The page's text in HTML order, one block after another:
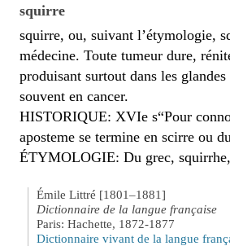
squirre
squirre, ou, suivant l’étymologie,
médecine. Toute tumeur dure,
produisant surtout dans les glandes
souvent en cancer.
HISTORIQUE: XVIe s“Pour
aposteme se termine en scirre ou
ÉTYMOLOGIE: Du grec,
Émile Littré [1801–1881]
Dictionnaire de la langue française
Paris: Hachette, 1872-1877
Dictionnaire vivant de la langue